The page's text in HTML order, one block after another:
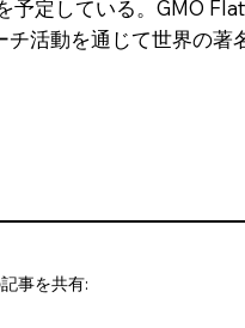
定している。GMO
活動を通じて世界の著
事を共有: